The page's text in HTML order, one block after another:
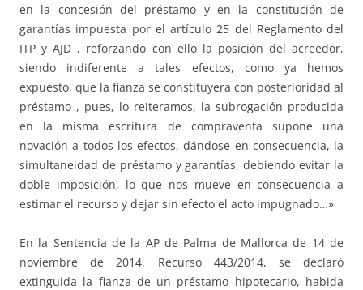
en la concesión del préstamo y en la constitución de
garantías impuesta por el artículo 25 del Reglamento del
ITP y AJD , reforzando con ello la posición del acreedor,
siendo indiferente a tales efectos, como ya hemos
expuesto, que la fianza se constituyera con posterioridad al
préstamo , pues, lo reiteramos, la subrogación producida
en la misma escritura de compraventa supone una
novación a todos los efectos, dándose en consecuencia, la
simultaneidad de préstamo y garantías, debiendo evitar la
doble imposición, lo que nos mueve en consecuencia a
estimar el recurso y dejar sin efecto el acto impugnado…»
En la Sentencia de la AP de Palma de Mallorca de 14 de
noviembre de 2014, Recurso 443/2014, se declaró
extinguida la fianza de un préstamo hipotecario, habida